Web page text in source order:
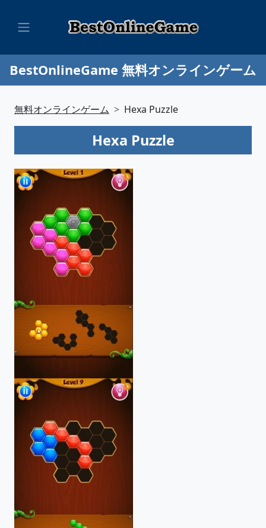
BestOnlineGame 無料オンラインゲーム
無料オンラインゲーム Hexa Puzzle
Hexa Puzzle